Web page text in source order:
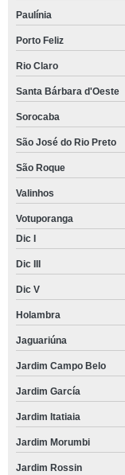
Paulínia
Porto Feliz
Rio Claro
Santa Bárbara d'Oeste
Sorocaba
São José do Rio Preto
São Roque
Valinhos
Votuporanga
Dic I
Dic III
Dic V
Holambra
Jaguariúna
Jardim Campo Belo
Jardim García
Jardim Itatiaia
Jardim Morumbi
Jardim Rossin